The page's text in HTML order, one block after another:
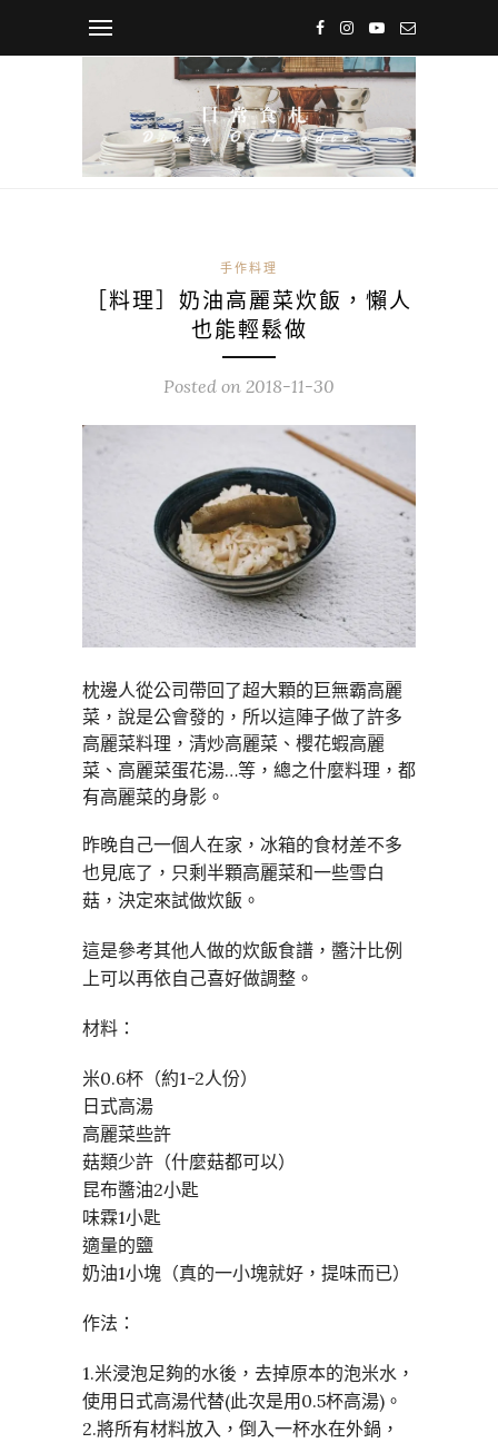
手作料理
［料理］奶油高麗菜炊飯，懶人
也能輕鬆做
Posted on 2018-11-30
枕邊人從公司帶回了超大顆的巨無霸高麗
菜，說是公會發的，所以這陣子做了許多
高麗菜料理，清炒高麗菜、櫻花蝦高麗
菜、高麗菜蛋花湯…等，總之什麼料理，都
有高麗菜的身影。
昨晚自己一個人在家，冰箱的食材差不多
也見底了，只剩半顆高麗菜和一些雪白
菇，決定來試做炊飯。
這是參考其他人做的炊飯食譜，醬汁比例
上可以再依自己喜好做調整。
材料：
米0.6杯（約1-2人份）
日式高湯
高麗菜些許
菇類少許（什麼菇都可以）
昆布醬油2小匙
味霖1小匙
適量的鹽
奶油1小塊（真的一小塊就好，提味而已）
作法：
1.米浸泡足夠的水後，去掉原本的泡米水，
使用日式高湯代替(此次是用0.5杯高湯)。
2.將所有材料放入，倒入一杯水在外鍋，